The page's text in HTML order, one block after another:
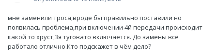
мне заменили троса,вроде бы правильно поставили но
появилась проблема,при включении 4й передачи происходит
какой то хруст,3я туговато включается. До замены всё
работало отлично.Кто подскажет в чём дело?